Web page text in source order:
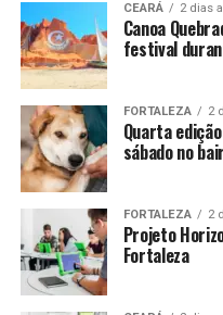
CEARÁ 2 dias
Canoa
festival
FORTALEZA 2
Quarta
sábado no
FORTALEZA 2
Projeto
Fortaleza